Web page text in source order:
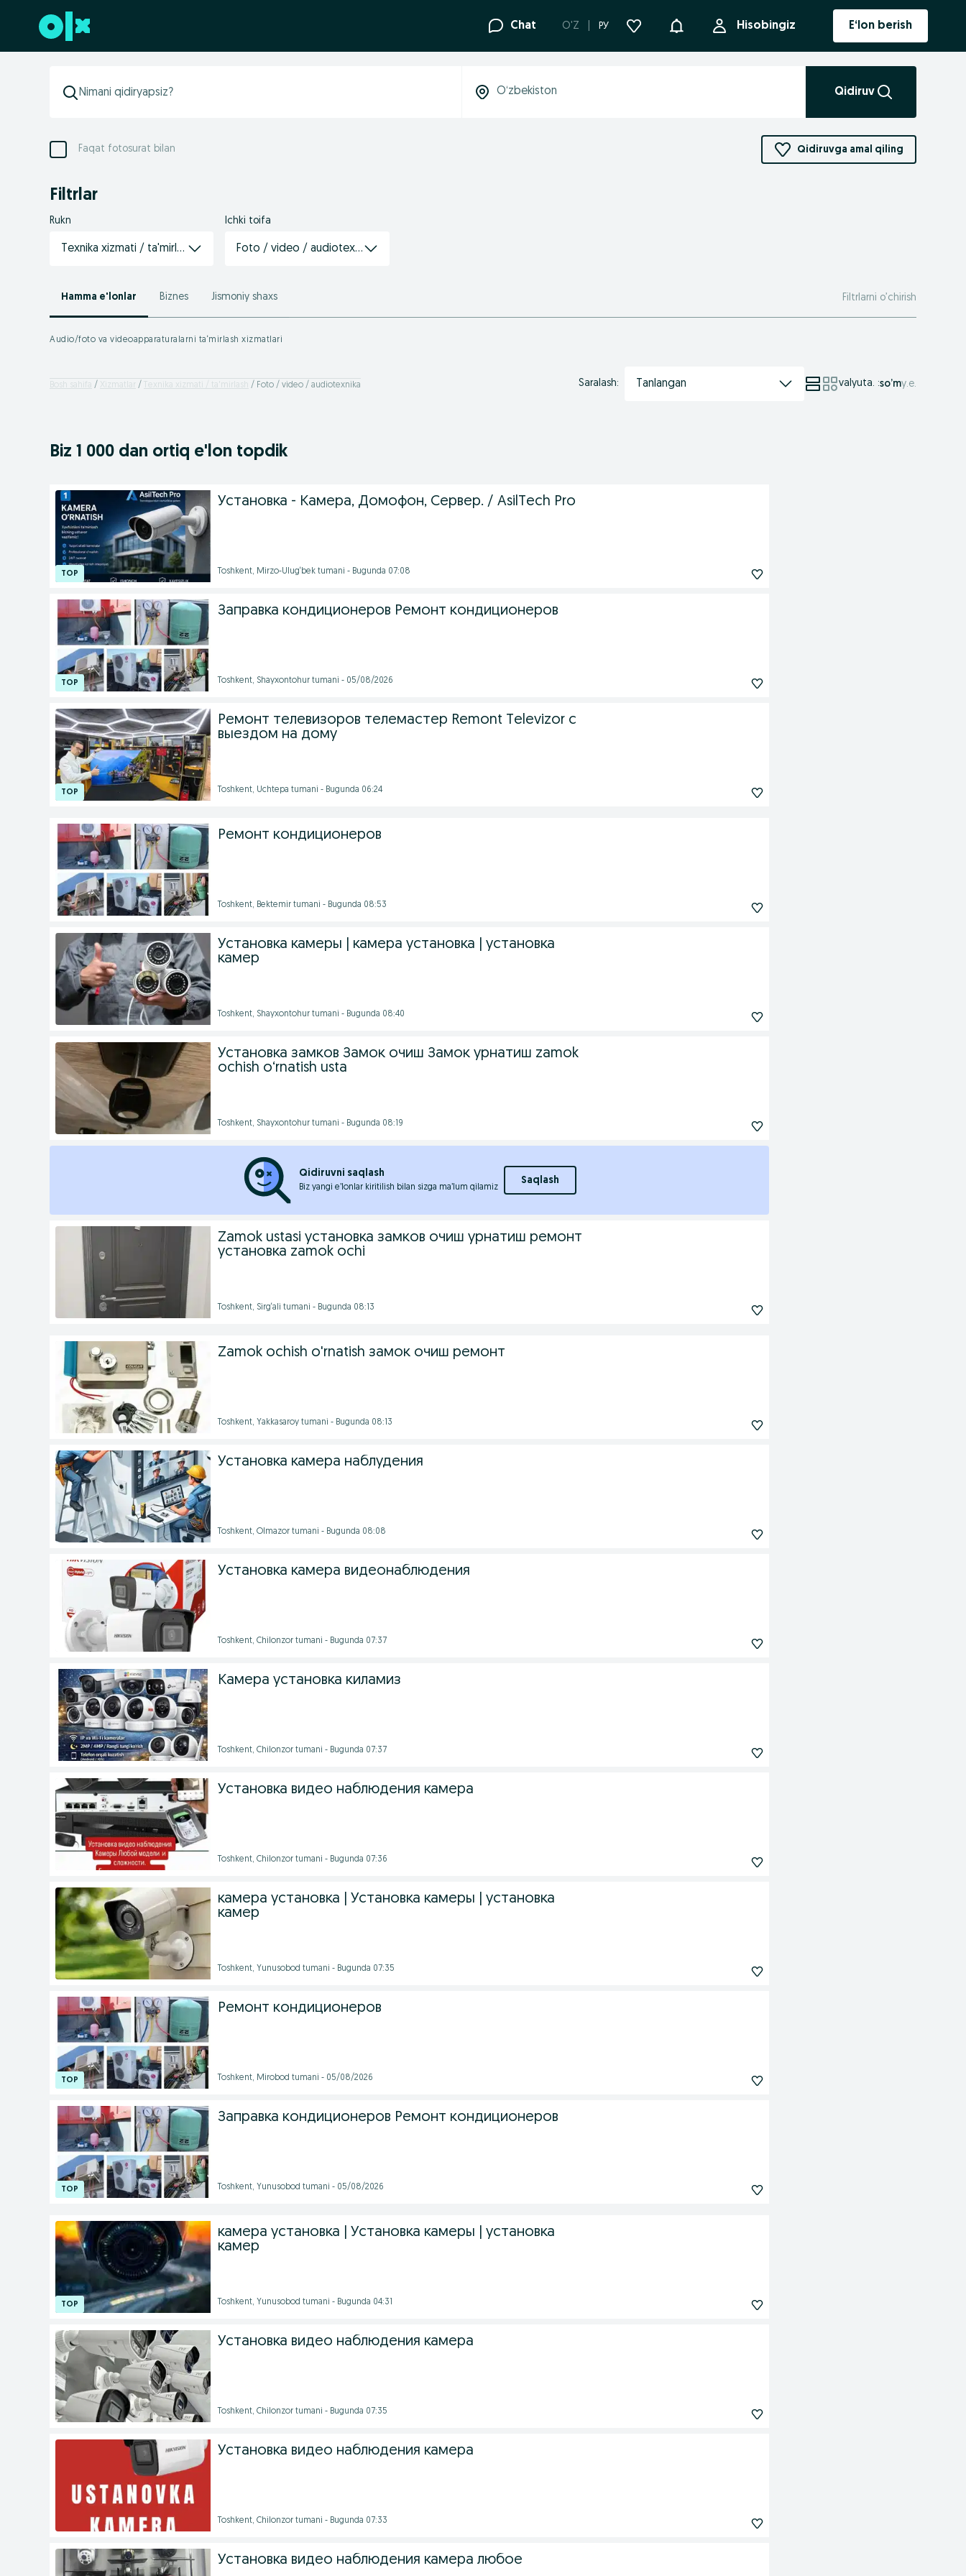
Futerga oʻtish Chat O'Z РУ Bildirishnoma Hisobingiz E‘lon berish
Qidiruv
Faqat fotosurat bilan Qidiruvga amal qiling
Filtrlar
Rukn
Texnika xizmati / ta'mirlash
Ichki toifa
Foto / video / audiotexnika
Hamma e'lonlar Biznes Jismoniy shaxs Filtrlarni o’chirish
Audio/foto va videoapparaturalarni ta‘mirlash xizmatlari
Bosh sahifa Xizmatlar Texnika xizmati / ta'mirlash Foto / video / audiotexnika Saralash: Tanlangan valyuta. :so’mу.е.
Biz 1 000 dan ortiq e'lon topdik
Установка - Камера, Домофон, Сервер. / AsilTech Pro
Toshkent, Mirzo-Ulug‘bek tumani - Bugunda 07:08
Заправка кондиционеров Ремонт кондиционеров
Toshkent, Shayxontohur tumani - 05/08/2026
Ремонт телевизоров телемастер Remont Televizor с
выездом на дому
Toshkent, Uchtepa tumani - Bugunda 06:24
Ремонт кондиционеров
Toshkent, Bektemir tumani - Bugunda 08:53
Установка камеры | камера установка | установка
камер
Toshkent, Shayxontohur tumani - Bugunda 08:40
Установка замков Замок очиш Замок урнатиш zamok
ochish o‘rnatish usta
Toshkent, Shayxontohur tumani - Bugunda 08:19
Qidiruvni saqlash
Biz yangi e’lonlar kiritilish bilan sizga ma’lum qilamiz
Saqlash
Zamok ustasi установка замков очиш урнатиш ремонт
установка zamok ochi
Toshkent, Sirg‘ali tumani - Bugunda 08:13
Zamok ochish o'rnatish замок очиш ремонт
Toshkent, Yakkasaroy tumani - Bugunda 08:13
Установка камера наблудения
Toshkent, Olmazor tumani - Bugunda 08:08
Установка камера видеонаблюдения
Toshkent, Chilonzor tumani - Bugunda 07:37
Камера установка киламиз
Toshkent, Chilonzor tumani - Bugunda 07:37
Установка видео наблюдения камера
Toshkent, Chilonzor tumani - Bugunda 07:36
камера установка | Установка камеры | установка
камер
Toshkent, Yunusobod tumani - Bugunda 07:35
Ремонт кондиционеров
Toshkent, Mirobod tumani - 05/08/2026
Заправка кондиционеров Ремонт кондиционеров
Toshkent, Yunusobod tumani - 05/08/2026
камера установка | Установка камеры | установка
камер
Toshkent, Yunusobod tumani - Bugunda 04:31
Установка видео наблюдения камера
Toshkent, Chilonzor tumani - Bugunda 07:35
Установка видео наблюдения камера
Toshkent, Chilonzor tumani - Bugunda 07:33
Установка видео наблюдения камера любое